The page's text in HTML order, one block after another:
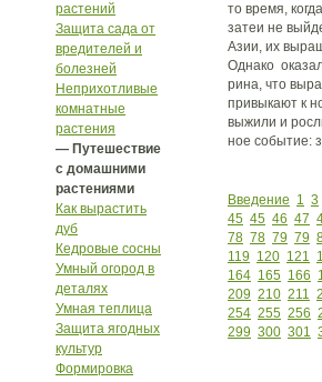
растений
Защита сада от
вредителей и
болезней
Неприхотливые
комнатные
растения
— Путешествие
с домашними
растениями
Как вырастить
дуб
Кедровые сосны
Умный огород в
деталях
Умная теплица
Защита ягодных
культур
Формировка
то время,
затеи не
Азии, их
Однако
рина, что
привыкают к
выжили и
ное событие:
Введение 1 3
45 45 46 47
78 78 79 79
119 120 121
164 165 166
209 210 211
254 255 256
299 300 301